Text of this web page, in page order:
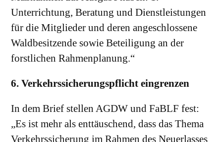
Unterrichtung, Beratung und Dienstleistungen
für die Mitglieder und deren angeschlossene
Waldbesitzende sowie Beteiligung an der
forstlichen Rahmenplanung.“
6. Verkehrssicherungspflicht eingrenzen
In dem Brief stellen AGDW und FaBLF fest:
„Es ist mehr als enttäuschend, dass das Thema
Verkehrssicherung im Rahmen des Neuerlasses